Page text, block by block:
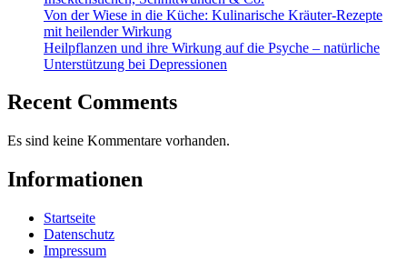
Von der Wiese in die Küche: Kulinarische Kräuter-Rezepte
mit heilender Wirkung
Heilpflanzen und ihre Wirkung auf die Psyche – natürliche
Unterstützung bei Depressionen
Recent Comments
Es sind keine Kommentare vorhanden.
Informationen
Startseite
Datenschutz
Impressum